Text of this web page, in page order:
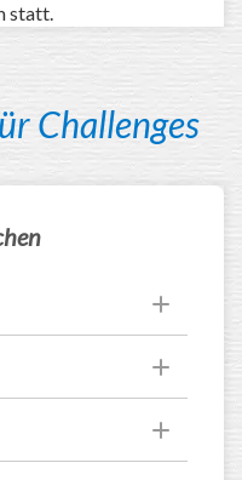
statt.
Challenges